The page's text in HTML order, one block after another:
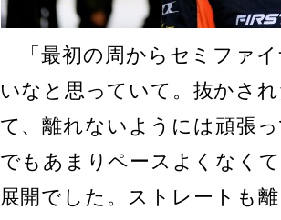
「最初の周からセミファ
いなと思っていて。抜かさ
て、離れないようには頑張
でもあまりペースよくなく
展開でした。ストレートも